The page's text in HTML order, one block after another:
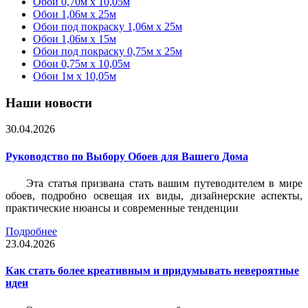
Обои 1,06м x 25м
Обои под покраску 1,06м x 25м
Обои 1,06м x 15м
Обои под покраску 0,75м x 25м
Обои 0,75м x 10,05м
Обои 1м х 10,05м
Наши новости
30.04.2026
Руководство по Выбору Обоев для Вашего Дома
Эта статья призвана стать вашим путеводителем в мире
обоев, подробно освещая их виды, дизайнерские аспекты,
практические нюансы и современные тенденции
Подробнее
23.04.2026
Как стать более креативным и придумывать невероятные
идеи